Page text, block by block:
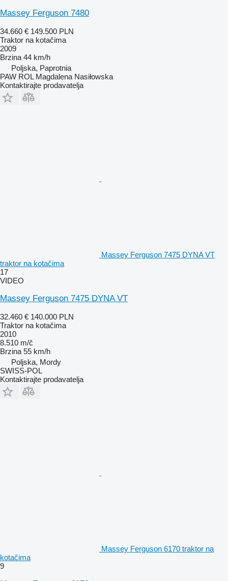
Massey Ferguson 7480
34.660 € 149.500 PLN
Traktor na kotačima
2009
Brzina 44 km/h
Poljska, Paprotnia
PAW ROL Magdalena Nasiłowska
Kontaktirajte prodavatelja
Massey Ferguson 7475 DYNA VT
traktor na kotačima
17
VIDEO
Massey Ferguson 7475 DYNA VT
32.460 € 140.000 PLN
Traktor na kotačima
2010
8.510 m/č
Brzina 55 km/h
Poljska, Mordy
SWISS-POL
Kontaktirajte prodavatelja
Massey Ferguson 6170 traktor na
kotačima
9